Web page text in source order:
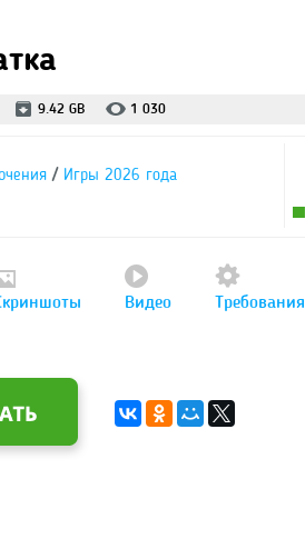
9.42 GB 1 030
/ Игры 2026 года
Видео Требования